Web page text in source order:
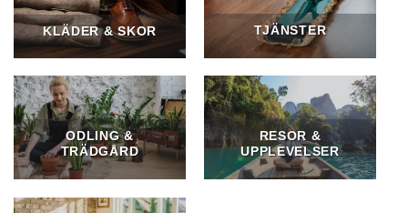
KLÄDER & SKOR TJÄNSTER
ODLING &
TRÄDGÅRD
RESOR &
UPPLEVELSER